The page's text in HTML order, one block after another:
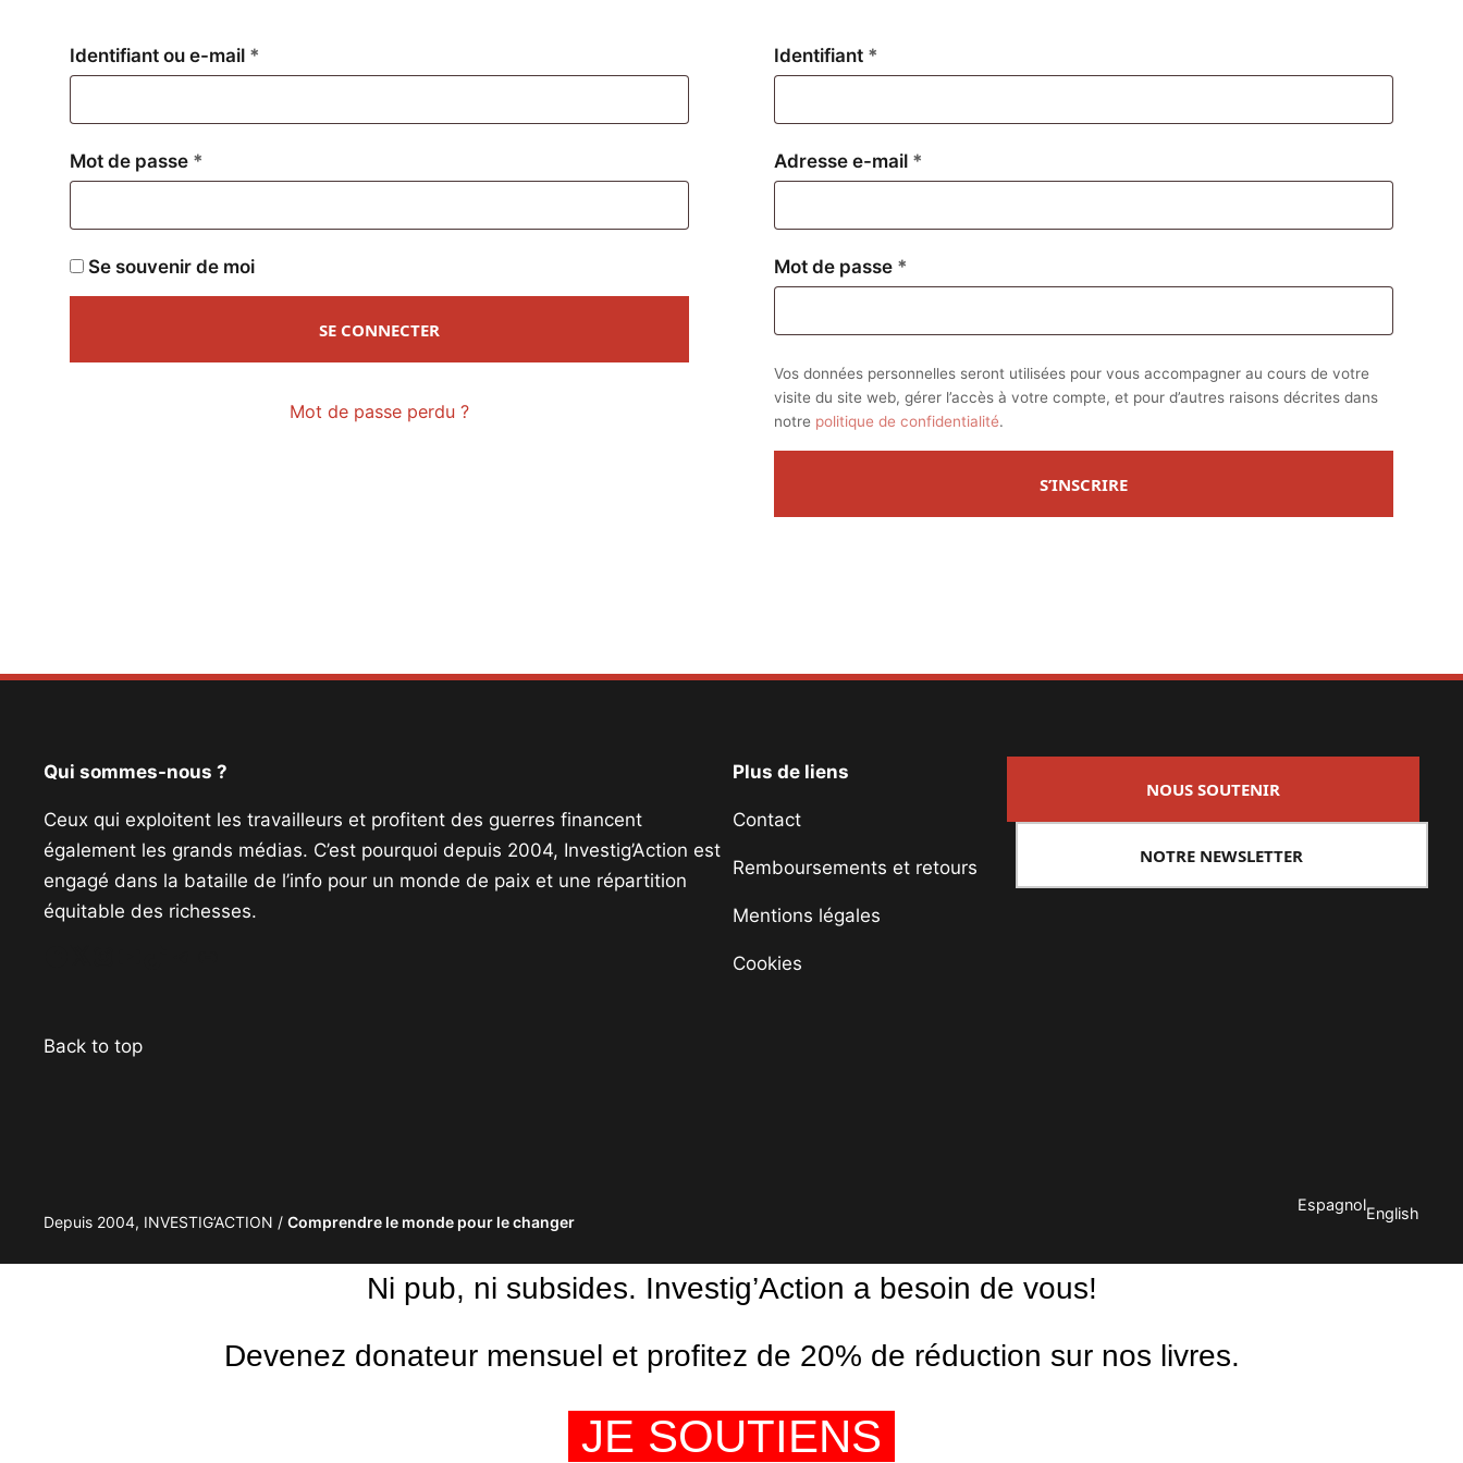
Identifiant ou e-mail *
Mot de passe *
Se souvenir de moi
SE CONNECTER
Mot de passe perdu ?
Identifiant *
Adresse e-mail *
Mot de passe *
Vos données personnelles seront utilisées pour vous accompagner au cours de votre
visite du site web, gérer l’accès à votre compte, et pour d’autres raisons décrites dans
notre politique de confidentialité.
S’INSCRIRE
Qui sommes-nous ?
Ceux qui exploitent les travailleurs et profitent des guerres financent
également les grands médias. C’est pourquoi depuis 2004, Investig’Action est
engagé dans la bataille de l’info pour un monde de paix et une répartition
équitable des richesses.
Plus de liens
Contact
Remboursements et retours
Mentions légales
Cookies
NOUS SOUTENIR
NOTRE NEWSLETTER
Back to top
Depuis 2004, INVESTIG’ACTION /Comprendre le monde pour le changer
EspagnolEnglish
Ni pub, ni subsides. Investig’Action a besoin de vous!
Devenez donateur mensuel et profitez de 20% de réduction sur nos livres.
JE SOUTIENS